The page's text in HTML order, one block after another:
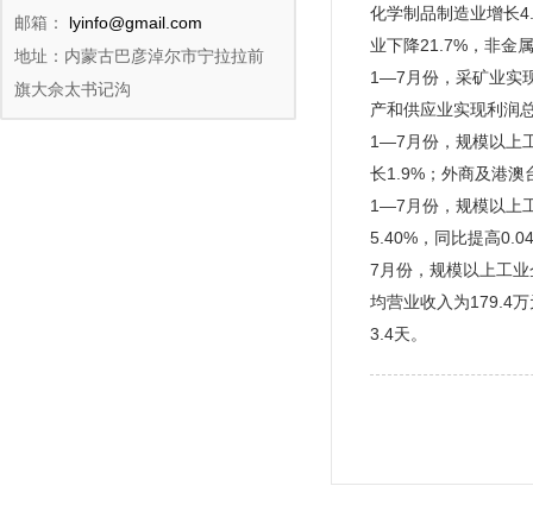
邮箱：
lyinfo@gmail.com
地址：内蒙古巴彦淖尔市宁拉拉前
旗大佘太书记沟
化学制品制造业增长
业下降21.7%，非金
1—7月份，采矿业实
产和供应业实现利润
1—7月份，规模以上
长1.9%；外商及港澳
1—7月份，规模以上
5.40%，同比提高
7月份，规模以上工
均营业收入为179.4
3.4天。